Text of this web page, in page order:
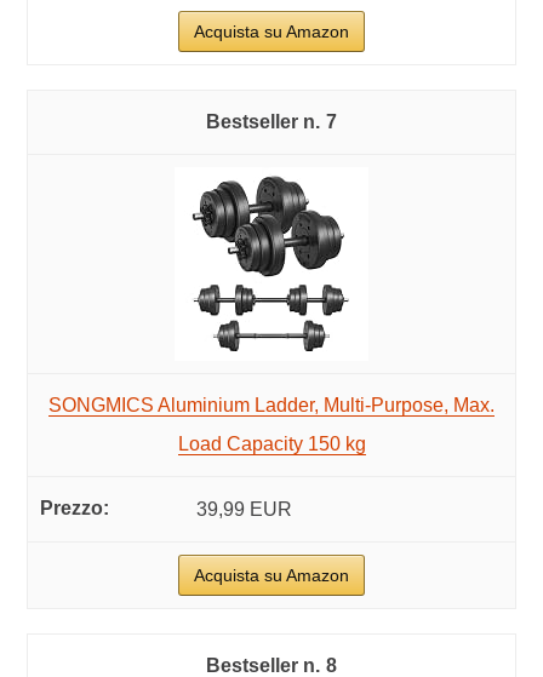
Acquista su Amazon
7
SONGMICS Aluminium Ladder, Multi-Purpose, Max.
Load Capacity 150 kg
39,99 EUR
Acquista su Amazon
8